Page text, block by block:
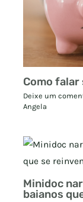
Como
Deixe um
Angela
Minidoc
baianos